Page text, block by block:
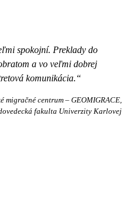
spokojní. Preklady do
a vo veľmi dobrej
komunikácia.“
migračné centrum – GEOMIGRACE,
fakulta Univerzity Karlovej